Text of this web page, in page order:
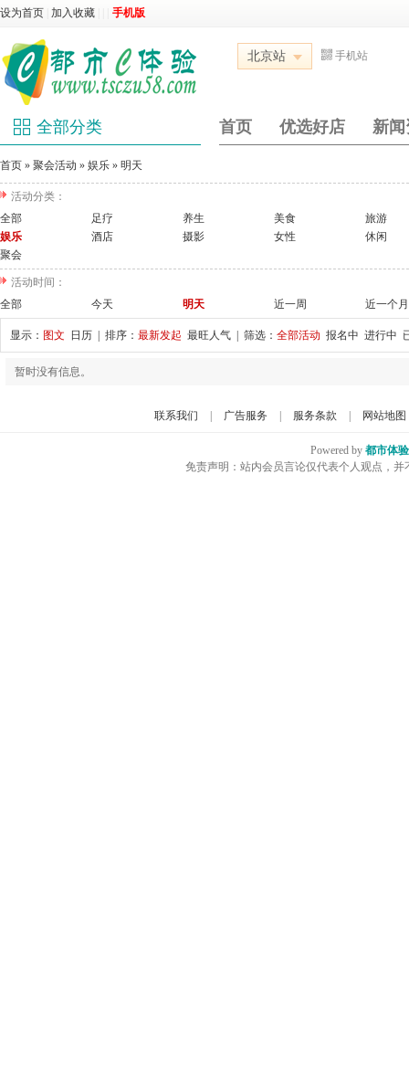
设为首页 加入收藏 手机版
北京站 手机站
全部分类 首页 优选好店 新闻
首页 » 聚会活动 » 娱乐 » 明天
活动分类：
全部
足疗 养生 美食
旅游
娱乐
酒店 摄影 女性
休闲
聚会
活动时间：
全部
今天 明天 近一周 近一个月
显示： 图文 日历 | 排序： 最新发起 最旺人气 | 筛选： 全部活动 报名中 进行中
暂时没有信息。
联系我们 广告服务 服务条款 网站地图
Powered by 都市体
免责声明：站内会员言论仅代表个人观点，